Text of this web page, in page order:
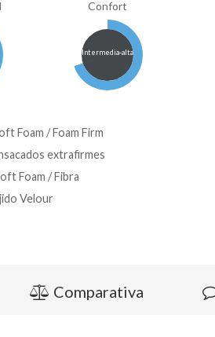
Confort
Intermedia-alta
Foam / Foam Firm
extrafirmes
Foam / Fibra
Velour
Comparativa